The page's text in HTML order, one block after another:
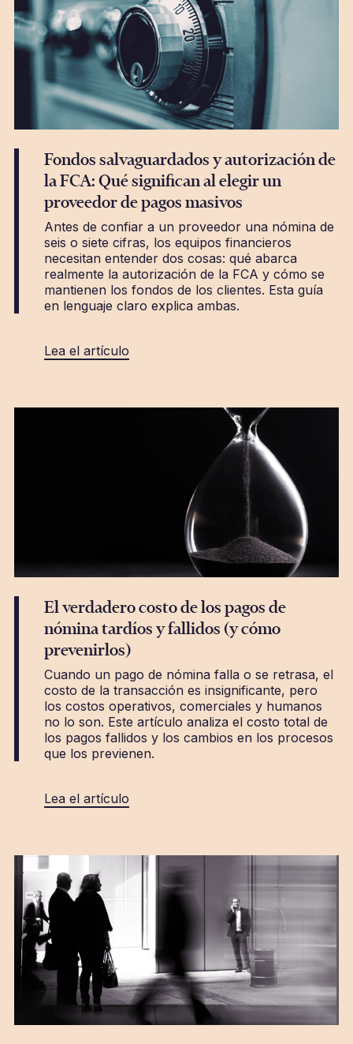
Fondos salvaguardados y autorización de
la FCA: Qué significan al elegir un
proveedor de pagos masivos
Antes de confiar a un proveedor una nómina de
seis o siete cifras, los equipos financieros
necesitan entender dos cosas: qué abarca
realmente la autorización de la FCA y cómo se
mantienen los fondos de los clientes. Esta guía
en lenguaje claro explica ambas.
Lea el artículo
El verdadero costo de los pagos de
nómina tardíos y fallidos (y cómo
prevenirlos)
Cuando un pago de nómina falla o se retrasa, el
costo de la transacción es insignificante, pero
los costos operativos, comerciales y humanos
no lo son. Este artículo analiza el costo total de
los pagos fallidos y los cambios en los procesos
que los previenen.
Lea el artículo